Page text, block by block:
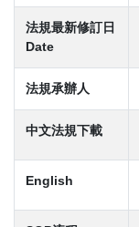
法規最新修訂日
Date
法規承辦人
中文法規下載
English